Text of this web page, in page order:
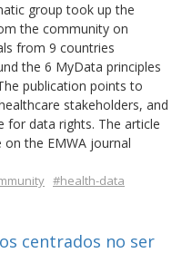
group took up the
the community on
from 9 countries
the 6 MyData principles
publication points to
stakeholders, and
for data rights. The article
on the EMWA journal
#health-data
centrados no ser